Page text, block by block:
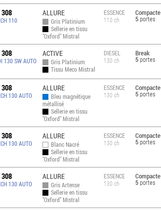
308
110
ALLURE
Gris Platinium
Sellerie en tissu
"Oxford" Mistral
ESSENCE
110 ch
Compacte
5portes
308
130 SW AUTO
ACTIVE
Gris Platinium
Tissu Meco Mistral
DIESEL
130 ch
Break
5portes
308
130 AUTO
ALLURE
Bleu magnétique
métallisé
Sellerie en tissu
"Oxford" Mistral
ESSENCE
130 ch
Compacte
5portes
308
130 AUTO
ALLURE
Blanc Nacré
Sellerie en tissu
"Oxford" Mistral
ESSENCE
130 ch
Compacte
5portes
308
130 AUTO
ALLURE
Gris Artense
Sellerie en tissu
"Oxford" Mistral
ESSENCE
130 ch
Compacte
5portes